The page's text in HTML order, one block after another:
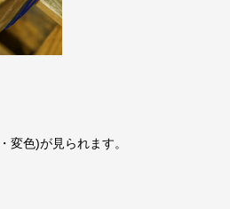
変色)が見られます。